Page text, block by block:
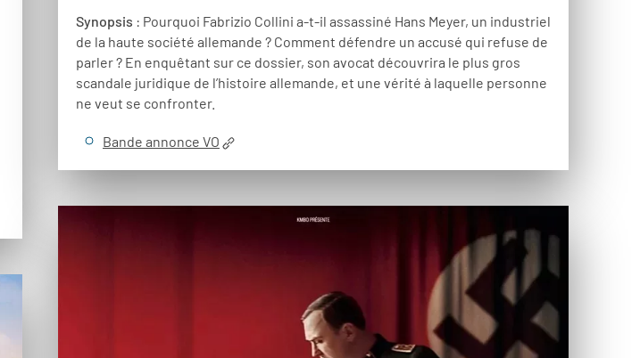
Synopsis : Pourquoi Fabrizio Collini a-t-il assassiné Hans Meyer, un industriel
de la haute société allemande ? Comment défendre un accusé qui refuse de
parler ? En enquêtant sur ce dossier, son avocat découvrira le plus gros
scandale juridique de l’histoire allemande, et une vérité à laquelle personne
ne veut se confronter.
Bande annonce VO